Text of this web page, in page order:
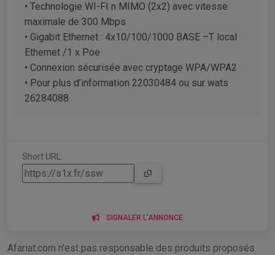
• Technologie WI-FI n MIMO (2x2) avec vitesse
maximale de 300 Mbps
• Gigabit Ethernet : 4x10/100/1000 BASE –T local
Ethernet /1 x Poe
• Connexion sécurisée avec cryptage WPA/WPA2
• Pour plus d’information 22030484 ou sur wats
26284088
Short URL:
SIGNALER L'ANNONCE
Afariat.com n'est pas responsable des produits proposés